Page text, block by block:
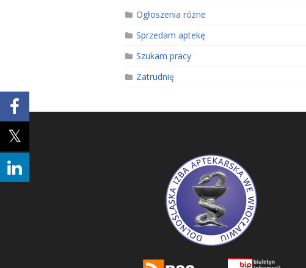
Ogłoszenia różne
Sprzedam aptekę
Szukam pracy
Zatrudnię